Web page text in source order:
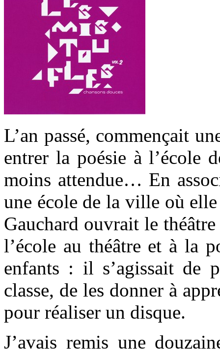
L’an passé, commençait
entrer la poésie à l’école
moins attendue… En
une école de la ville où
Gauchard ouvrait le
l’école au théâtre et à la
enfants : il s’agissait de
classe, de les donner à
pour réaliser un disque.
J’avais remis une